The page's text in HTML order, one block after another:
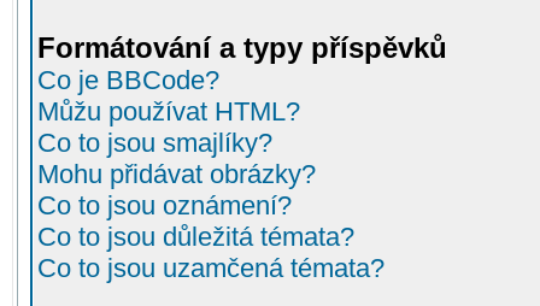
Formátování a typy příspěvků
Co je BBCode?
Můžu používat HTML?
Co to jsou smajlíky?
Mohu přidávat obrázky?
Co to jsou oznámení?
Co to jsou důležitá témata?
Co to jsou uzamčená témata?